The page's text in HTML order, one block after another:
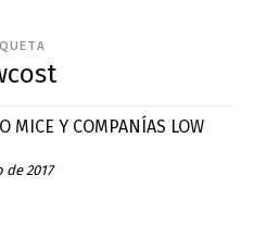
MICE Y COMPANÍAS LOW
de 2017